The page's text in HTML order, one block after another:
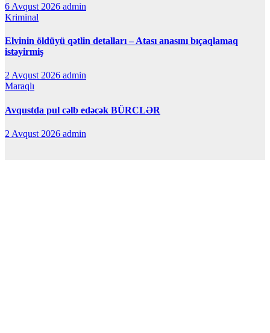
6 Avqust 2026 admin
Kriminal
Elvinin öldüyü qətlin detalları – Atası anasını bıçaqlamaq
istəyirmiş
2 Avqust 2026 admin
Maraqlı
Avqustda pul cəlb edəcək BÜRCLƏR
2 Avqust 2026 admin